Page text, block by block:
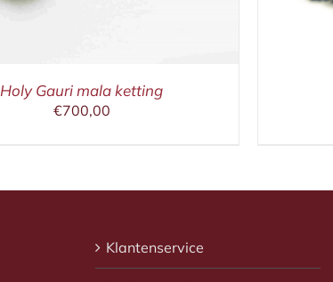
Holy Gauri mala ketting
€700,00
Klantenservice